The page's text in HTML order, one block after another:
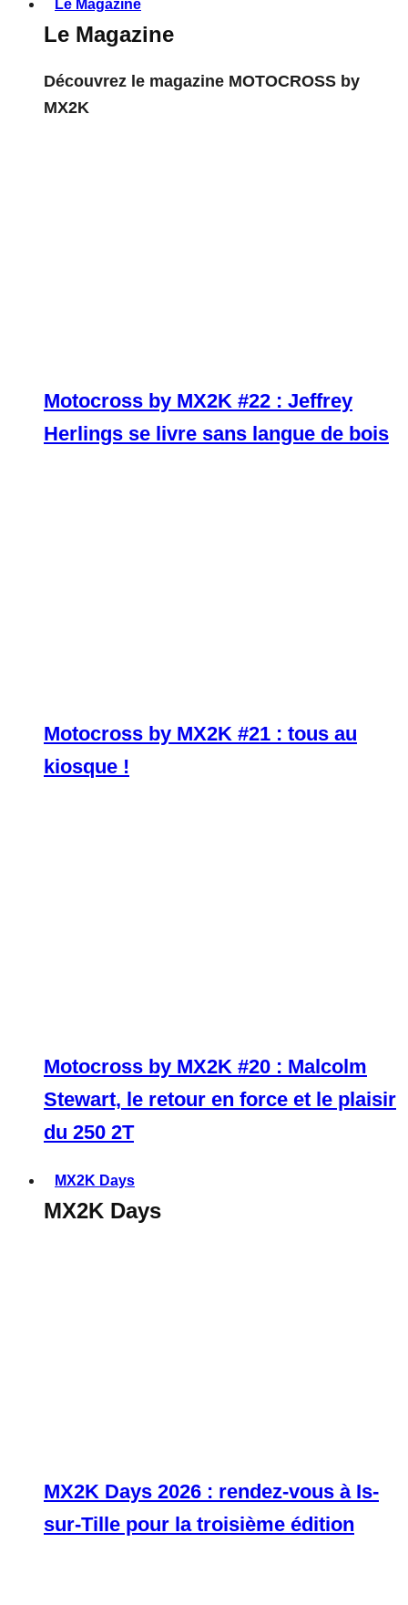
Le Magazine
Le Magazine
Découvrez le magazine MOTOCROSS by
MX2K
Motocross by MX2K #22 : Jeffrey
Herlings se livre sans langue de bois
Motocross by MX2K #21 : tous au
kiosque !
Motocross by MX2K #20 : Malcolm
Stewart, le retour en force et le plaisir
du 250 2T
MX2K Days
MX2K Days
MX2K Days 2026 : rendez-vous à Is-
sur-Tille pour la troisième édition